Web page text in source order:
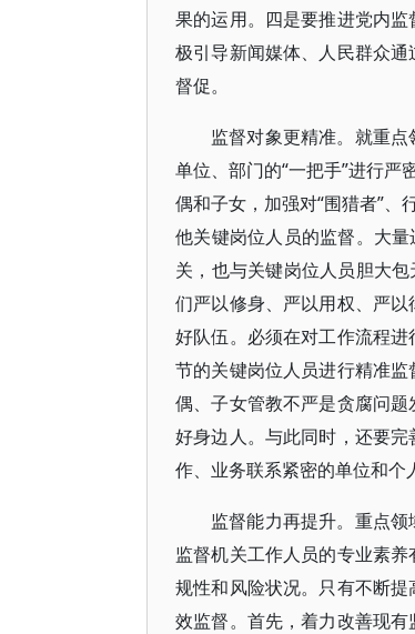
果的运用。四是要推进党内
极引导新闻媒体、人民群众
督促。
监督对象更精准。就重
单位、部门的“一把手”进行严
偶和子女，加强对“围猎者”、
他关键岗位人员的监督。大
关，也与关键岗位人员胆大
们严以修身、严以用权、严
好队伍。必须在对工作流程
节的关键岗位人员进行精准
偶、子女管教不严是贪腐问
好身边人。与此同时，还要
作、业务联系紧密的单位和个
监督能力再提升。重点
监督机关工作人员的专业素
规性和风险状况。只有不断
效监督。首先，着力改善现